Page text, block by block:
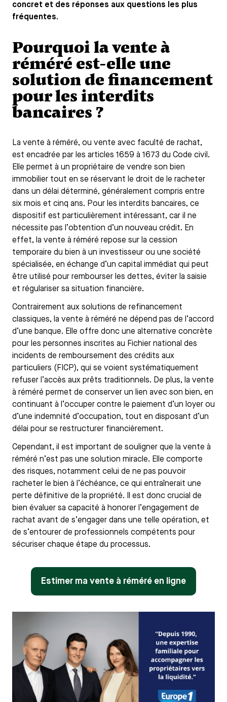
concret et des réponses aux questions les plus
fréquentes.
Pourquoi la vente à
réméré est-elle une
solution de financement
pour les interdits
bancaires ?
La vente à réméré, ou vente avec faculté de rachat,
est encadrée par les articles 1659 à 1673 du Code civil.
Elle permet à un propriétaire de vendre son bien
immobilier tout en se réservant le droit de le racheter
dans un délai déterminé, généralement compris entre
six mois et cinq ans. Pour les interdits bancaires, ce
dispositif est particulièrement intéressant, car il ne
nécessite pas l’obtention d’un nouveau crédit. En
effet, la vente à réméré repose sur la cession
temporaire du bien à un investisseur ou une société
spécialisée, en échange d’un capital immédiat qui peut
être utilisé pour rembourser les dettes, éviter la saisie
et régulariser sa situation financière.
Contrairement aux solutions de refinancement
classiques, la vente à réméré ne dépend pas de l’accord
d’une banque. Elle offre donc une alternative concrète
pour les personnes inscrites au Fichier national des
incidents de remboursement des crédits aux
particuliers (FICP), qui se voient systématiquement
refuser l’accès aux prêts traditionnels. De plus, la vente
à réméré permet de conserver un lien avec son bien, en
continuant à l’occuper contre le paiement d’un loyer ou
d’une indemnité d’occupation, tout en disposant d’un
délai pour se restructurer financièrement.
Cependant, il est important de souligner que la vente à
réméré n’est pas une solution miracle. Elle comporte
des risques, notamment celui de ne pas pouvoir
racheter le bien à l’échéance, ce qui entraînerait une
perte définitive de la propriété. Il est donc crucial de
bien évaluer sa capacité à honorer l’engagement de
rachat avant de s’engager dans une telle opération, et
de s’entourer de professionnels compétents pour
sécuriser chaque étape du processus.
Estimer ma vente à réméré en ligne